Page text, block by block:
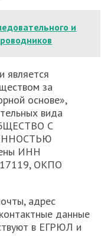
и
является
за
основе»,
вида
С
ИНН
ОКПО
адрес
данные
в ЕГРЮЛ и